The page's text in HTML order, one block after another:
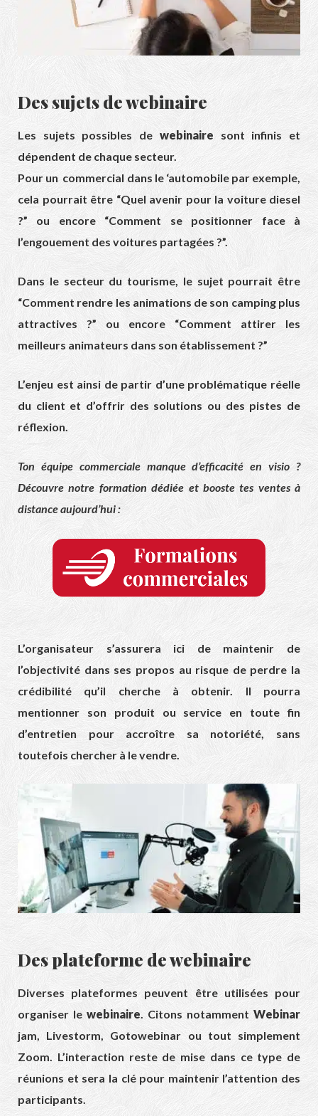
Des sujets dewebinaire
Les sujets possibles de webinaire sont infinis et
dépendent de chaque secteur.
Pour un commercial dans le ‘automobile par exemple,
cela pourrait être “Quel avenir pour la voiture diesel
?” ou encore “Comment se positionner face à
l’engouement des voitures partagées ?”.
Dans le secteur du tourisme, le sujet pourrait être
“Comment rendre les animations de son camping plus
attractives ?” ou encore “Comment attirer les
meilleurs animateurs dans son établissement ?”
L’enjeu est ainsi de partir d’une problématique réelle
du client et d’offrir des solutions ou des pistes de
réflexion.
Ton équipe commerciale manque d’efficacité en visio ?
Découvre notre formation dédiée et booste tes ventes à
distance aujourd’hui :
L’organisateur s’assurera ici de maintenir de
l’objectivité dans ses propos au risque de perdre la
crédibilité qu’il cherche à obtenir. Il pourra
mentionner son produit ou service en toute fin
d’entretien pour accroître sa notoriété, sans
toutefois chercher à le vendre.
Des plateforme de webinaire
Diverses plateformes peuvent être utilisées pour
organiser le webinaire. Citons notamment Webinar
jam, Livestorm, Gotowebinar ou tout simplement
Zoom. L’interaction reste de mise dans ce type de
réunions et sera la clé pour maintenir l’attention des
participants.